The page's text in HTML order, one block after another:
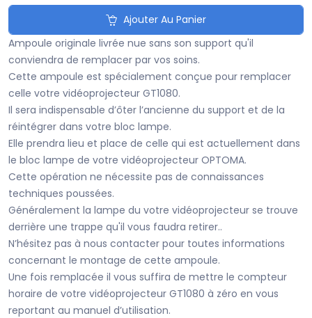
Ajouter Au Panier
Ampoule originale livrée nue sans son support qu'il
conviendra de remplacer par vos soins.
Cette ampoule est spécialement conçue pour remplacer
celle votre vidéoprojecteur GT1080.
Il sera indispensable d’ôter l’ancienne du support et de la
réintégrer dans votre bloc lampe.
Elle prendra lieu et place de celle qui est actuellement dans
le bloc lampe de votre vidéoprojecteur OPTOMA.
Cette opération ne nécessite pas de connaissances
techniques poussées.
Généralement la lampe du votre vidéoprojecteur se trouve
derrière une trappe qu'il vous faudra retirer..
N’hésitez pas à nous contacter pour toutes informations
concernant le montage de cette ampoule.
Une fois remplacée il vous suffira de mettre le compteur
horaire de votre vidéoprojecteur GT1080 à zéro en vous
reportant au manuel d’utilisation.